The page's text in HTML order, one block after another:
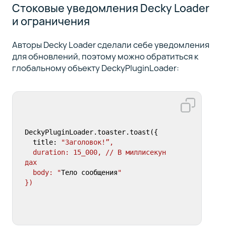
Стоковые уведомления Decky Loader
и ограничения
Авторы Decky Loader сделали себе уведомления
для обновлений, поэтому можно обратиться к
глобальному объекту DeckyPluginLoader:
DeckyPluginLoader.toaster.toast({
  title
:
"Заголовок!”,
дах
  body: "
Тело сообщения"
})